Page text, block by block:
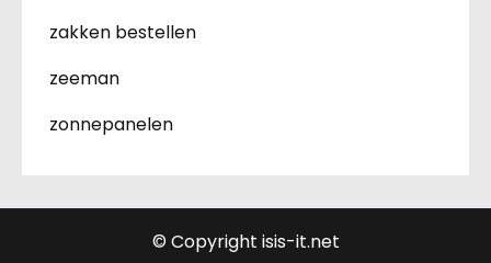
zakken bestellen
zeeman
zonnepanelen
© Copyright isis-it.net